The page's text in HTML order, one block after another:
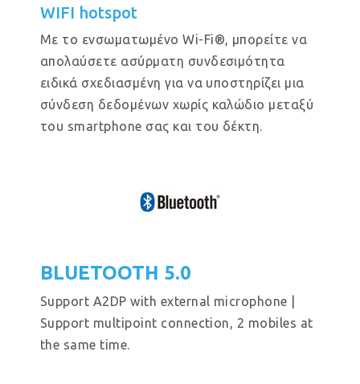
WIFI hotspot
Με το ενσωματωμένο Wi-Fi®, μπορείτε να
απολαύσετε ασύρματη συνδεσιμότητα
ειδικά σχεδιασμένη για να υποστηρίζει μια
σύνδεση δεδομένων χωρίς καλώδιο μεταξύ
του smartphone σας και του δέκτη.
BLUETOOTH 5.0
Support A2DP with external microphone |
Support multipoint connection, 2 mobiles at
the same time.